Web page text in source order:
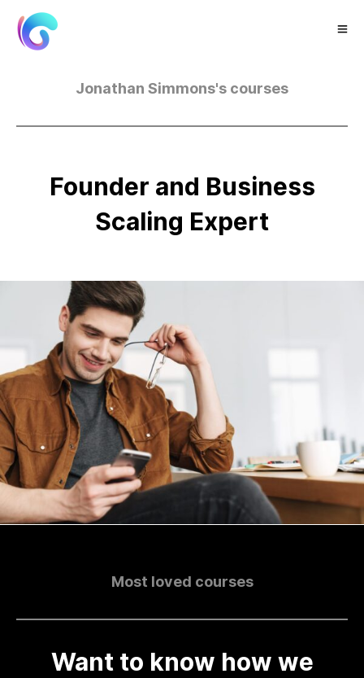
Jonathan Simmons's courses
Founder and Business
Scaling Expert
Most loved courses
Want to know how we